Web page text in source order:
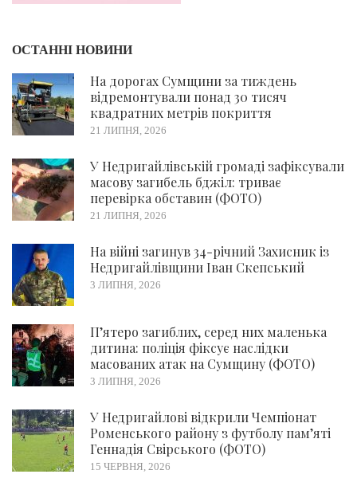
ОСТАННІ НОВИНИ
На дорогах Сумщини за тиждень
відремонтували понад 30 тисяч
квадратних метрів покриття
21 ЛИПНЯ, 2026
У Недригайлівській громаді зафіксували
масову загибель бджіл: триває
перевірка обставин (ФОТО)
21 ЛИПНЯ, 2026
На війні загинув 34-річний Захисник із
Недригайлівщини Іван Скепський
3 ЛИПНЯ, 2026
П’ятеро загиблих, серед них маленька
дитина: поліція фіксує наслідки
масованих атак на Сумщину (ФОТО)
3 ЛИПНЯ, 2026
У Недригайлові відкрили Чемпіонат
Роменського району з футболу пам’яті
Геннадія Свірського (ФОТО)
15 ЧЕРВНЯ, 2026